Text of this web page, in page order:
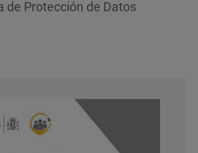
de Protección de Datos